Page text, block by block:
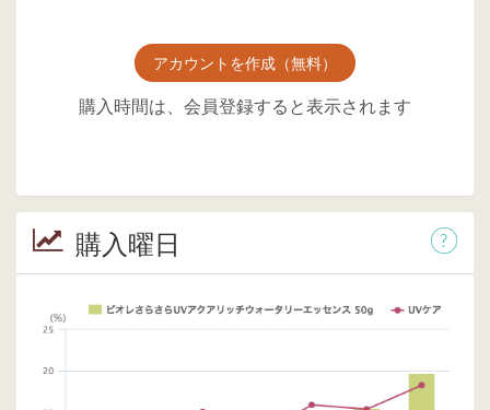
アカウントを作成（無料）
購入時間は、会員登録すると表示されます
購入曜日